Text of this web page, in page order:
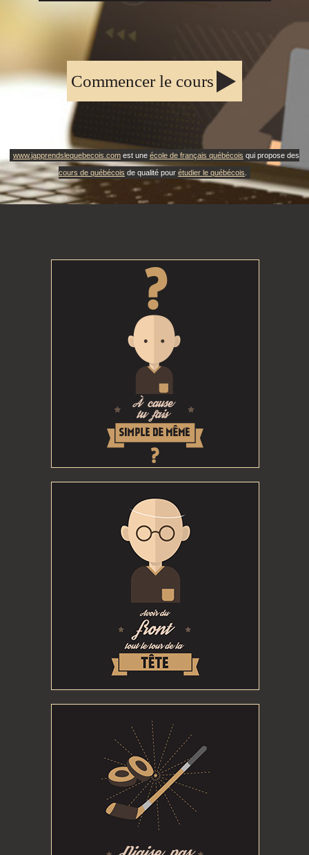
Commencer le cours
www.japprendslequebecois.com est une école de français québécois qui propose des
cours de québécois de qualité pour étudier le québécois